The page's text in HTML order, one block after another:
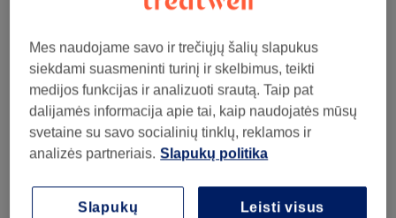
Browse more venues
Mes naudojame savo ir trečiųjų šalių slapukus
siekdami suasmeninti turinį ir skelbimus, teikti
medijos funkcijas ir analizuoti srautą. Taip pat
dalijamės informacija apie tai, kaip naudojatės mūsų
svetaine su savo socialinių tinklų, reklamos ir
analizės partneriais. Slapukų politika
Leisti visus
Slapukų